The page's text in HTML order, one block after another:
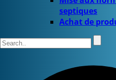
septiques
Achat de